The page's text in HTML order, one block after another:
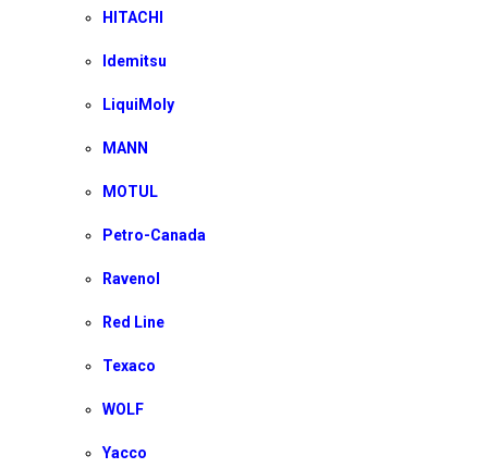
HITACHI
Idemitsu
LiquiMoly
MANN
MOTUL
Petro-Canada
Ravenol
Red Line
Texaco
WOLF
Yacco